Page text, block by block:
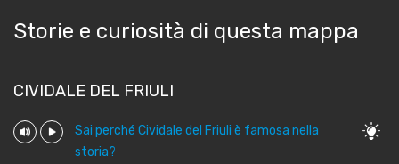
Storie e curiosità di questa mappa
CIVIDALE DEL FRIULI
Sai perché Cividale del Friuli è famosa nella
storia?